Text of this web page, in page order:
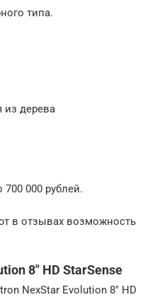
типа.
из дерева
000 рублей.
в отзывах возможность
8″ HD StarSense
NexStar Evolution 8″ HD